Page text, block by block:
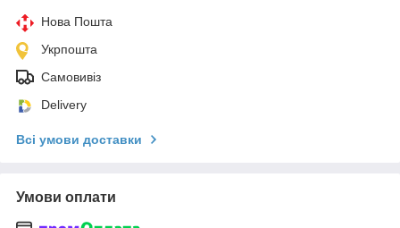
Нова Пошта
Укрпошта
Самовивіз
Delivery
Всі умови доставки
Умови оплати